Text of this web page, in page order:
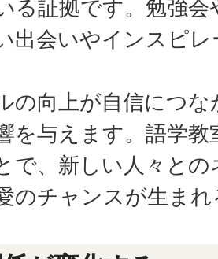
る証拠です。勉強
出会いやインスピ
の向上が自信につ
を与えます。語学
で、新しい人々と
のチャンスが生ま